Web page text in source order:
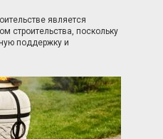
является
строительства, поскольку
поддержку и